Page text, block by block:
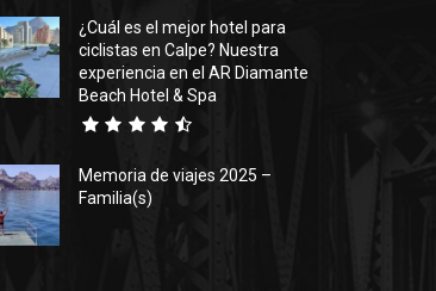
¿Cuál es el mejor hotel para
ciclistas en Calpe? Nuestra
experiencia en el AR Diamante
Beach Hotel & Spa
Memoria de viajes 2025 –
Familia(s)